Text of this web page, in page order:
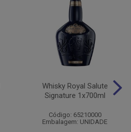
Whisky Royal Salute
Signature 1x700ml
Código: 65210000
Embalagem: UNIDADE